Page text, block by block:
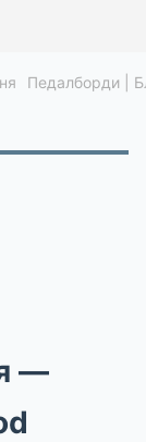
Педалборди |
—